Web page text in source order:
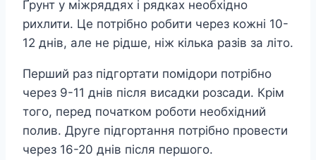
Ґрунт у міжряддях і рядках необхідно
рихлити. Це потрібно робити через кожні 10-
12 днів, але не рідше, ніж кілька разів за літо.
Перший раз підгортати помідори потрібно
через 9-11 днів після висадки розсади. Крім
того, перед початком роботи необхідний
полив. Друге підгортання потрібно провести
через 16-20 днів після першого.